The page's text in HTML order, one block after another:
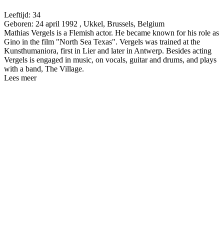
Leeftijd: 34
Geboren: 24 april 1992 , Ukkel, Brussels, Belgium
Mathias Vergels is a Flemish actor. He became known for his role as
Gino in the film "North Sea Texas". Vergels was trained at the
Kunsthumaniora, first in Lier and later in Antwerp. Besides acting
Vergels is engaged in music, on vocals, guitar and drums, and plays
with a band, The Village.
Lees meer